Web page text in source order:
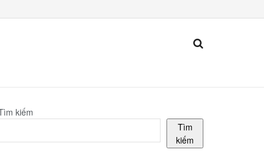
kiếm
Tìm
kiếm